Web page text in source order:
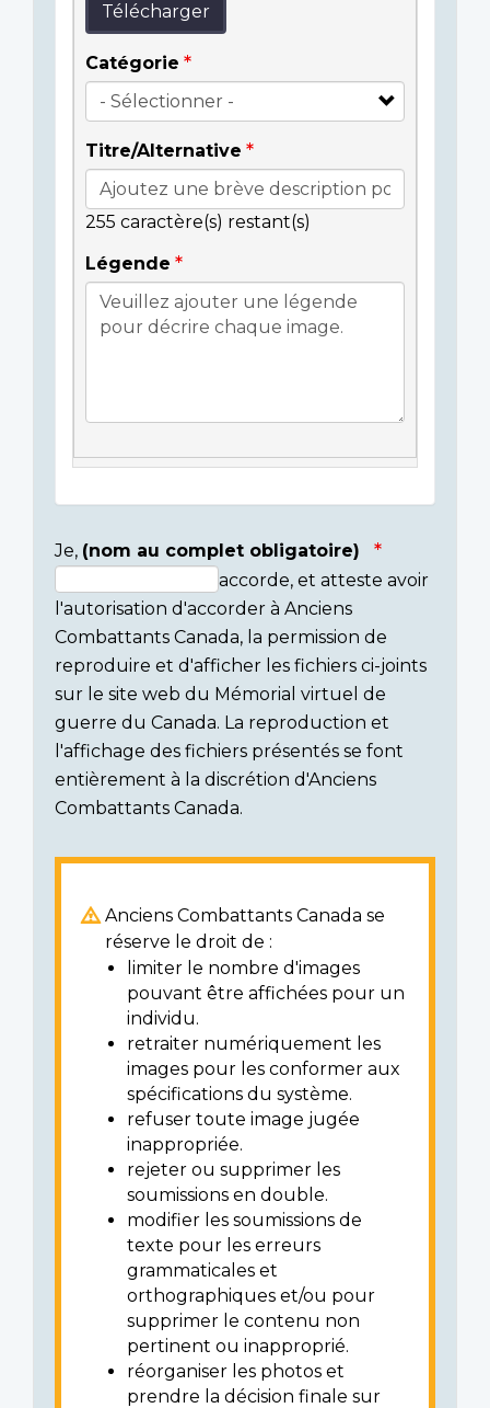
Télécharger
Catégorie
Titre/Alternative
255 caractère(s) restant(s)
Légende
Consent
section
Je, (nom au complet obligatoire)
accorde, et atteste avoir
l'autorisation d'accorder à Anciens
Combattants Canada, la permission de
reproduire et d'afficher les fichiers ci-joints
sur le site web du Mémorial virtuel de
guerre du Canada. La reproduction et
l'affichage des fichiers présentés se font
entièrement à la discrétion d'Anciens
Combattants Canada.
Anciens Combattants Canada se
réserve le droit de :
limiter le nombre d'images
pouvant être affichées pour un
individu.
retraiter numériquement les
images pour les conformer aux
spécifications du système.
refuser toute image jugée
inappropriée.
rejeter ou supprimer les
soumissions en double.
modifier les soumissions de
texte pour les erreurs
grammaticales et
orthographiques et/ou pour
supprimer le contenu non
pertinent ou inapproprié.
réorganiser les photos et
prendre la décision finale sur